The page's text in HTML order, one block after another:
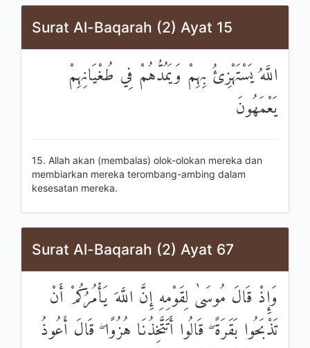
Surat Al-Baqarah (2) Ayat 15
اللَّهُ يَسْتَهْزِئُ بِهِمْ وَيَمُدُّهُمْ فِي طُغْيَانِهِمْ
يَعْمَهُونَ
15. Allah akan (membalas) olok-olokan mereka dan
membiarkan mereka terombang-ambing dalam
kesesatan mereka.
Surat Al-Baqarah (2) Ayat 67
وَإِذْ قَالَ مُوسَىٰ لِقَوْمِهِ إِنَّ اللَّهَ يَأْمُرُكُمْ أَنْ
تَذْبَحُوا بَقَرَةً ۖ قَالُوا أَتَتَّخِذُنَا هُزُوًا ۖ قَالَ أَعُوذُ